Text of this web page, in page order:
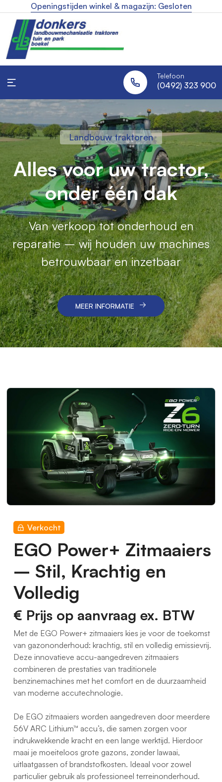
Openingstijden winkel & magazijn: Gesloten
Telefoon
(0492) 323 900
Landbouw traktoren
Alles voor uw tractor,
onder één dak
Van verkoop tot onderhoud en
reparatie – wij houden uw machines
betrouwbaar en inzetbaar
MEER INFORMATIE
Industrie reiniging
Uw specialist in
industriële
reinigingsmachines
Betrouwbare machines en vakkundige
service voor een schoon en efficiënt
resultaat.
MEER INFORMATIE
Robotmaaiers
Altijd een strak gazon,
zonder moeite
Met onze robotmaaiers geniet u van
gemak, precisie en professioneel
onderhoud.
MEER INFORMATIE
Verkocht
EGO Power+ Zitmaaiers
– Stil, Krachtig en
Volledig
€ Prijs op aanvraag ex. BTW
Met de EGO Power+ zitmaaiers kies je voor de toekomst
van gazononderhoud: krachtig, stil en volledig emissievrij.
Deze innovatieve accu-aangedreven zitmaaiers
combineren de prestaties van traditionele
benzinemachines met het comfort en de duurzaamheid
van moderne accutechnologie.
De EGO zitmaaiers worden aangedreven door meerdere
56V ARC Lithium™ accu’s, die samen zorgen voor
indrukwekkende kracht en een lange werktijd. Hierdoor
maai je moeiteloos grote gazons, zonder lawaai,
uitlaatgassen of brandstofkosten. Ideaal voor zowel
particulier gebruik als professioneel terreinonderhoud.